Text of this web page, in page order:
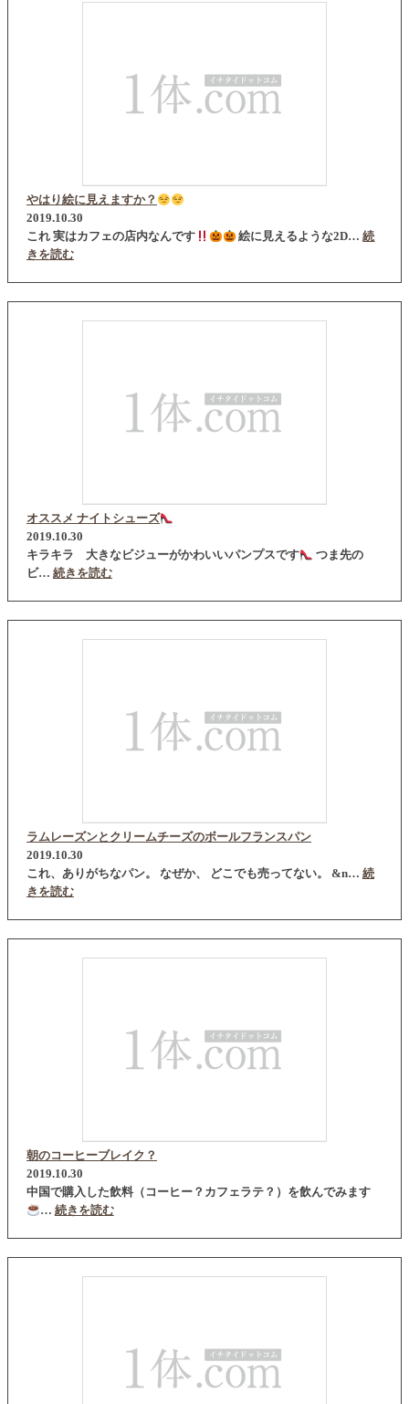
やはり絵に見えますか？
2019.10.30
これ 実はカフェの店内なんです
絵に見えるような2D…続
きを読む
オススメ ナイトシューズ
2019.10.30
キラキラ 大きなビジューがかわいいパンプスです
つま先の
ビ… 続きを読む
ラムレーズンとクリームチーズのボールフランスパン
2019.10.30
これ、ありがちなパン。 なぜか、 どこでも売ってない。 &n… 続
きを読む
朝のコーヒーブレイク？
2019.10.30
中国で購入した飲料（コーヒー？カフェラテ？）を飲んでみます
… 続きを読む